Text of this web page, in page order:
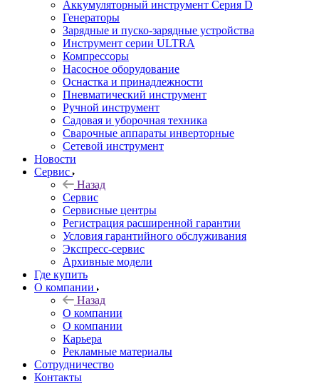
Аккумуляторный инструмент Серия D
Генераторы
Зарядные и пуско-зарядные устройства
Инструмент серии ULTRA
Компрессоры
Насосное оборудование
Оснастка и принадлежности
Пневматический инструмент
Ручной инструмент
Садовая и уборочная техника
Сварочные аппараты инверторные
Сетевой инструмент
Новости
Сервис
Назад
Сервис
Сервисные центры
Регистрация расширенной гарантии
Условия гарантийного обслуживания
Экспресс-сервис
Архивные модели
Где купить
О компании
Назад
О компании
О компании
Карьера
Рекламные материалы
Сотрудничество
Контакты